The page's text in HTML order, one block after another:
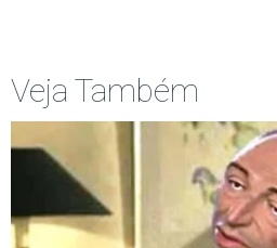
Veja Também